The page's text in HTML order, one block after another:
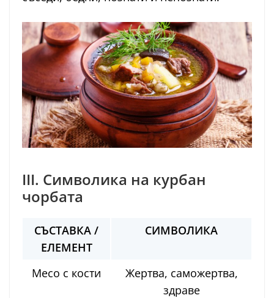
III. Символика на курбан
чорбата
СЪСТАВКА /
ЕЛЕМЕНТ
СИМВОЛИКА
Месо с кости
Жертва, саможертва,
здраве